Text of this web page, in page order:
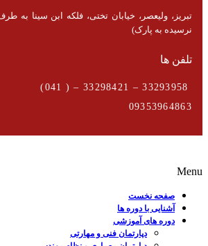
نرسیده به پارک)
تلفن ها
09353964863
Menu
صفحه نخست
آشنایی با دوره ها
دوره های آموزشی
دپارتمان فنی و مهارتی